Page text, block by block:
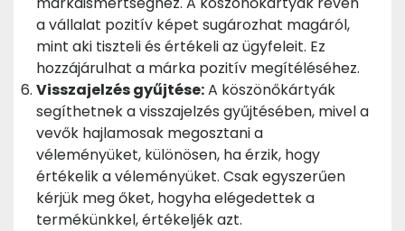
a vállalat pozitív képet sugározhat magáról,
mint aki tiszteli és értékeli az ügyfeleit. Ez
hozzájárulhat a márka pozitív megítéléséhez.
Visszajelzés gyűjtése:A köszönőkártyák
segíthetnek a visszajelzés gyűjtésében, mivel a
vevők hajlamosak megosztani a
véleményüket, különösen, ha érzik, hogy
értékelik a véleményüket. Csak egyszerűen
kérjük meg őket, hogyha elégedettek a
termékünkkel, értékeljék azt.